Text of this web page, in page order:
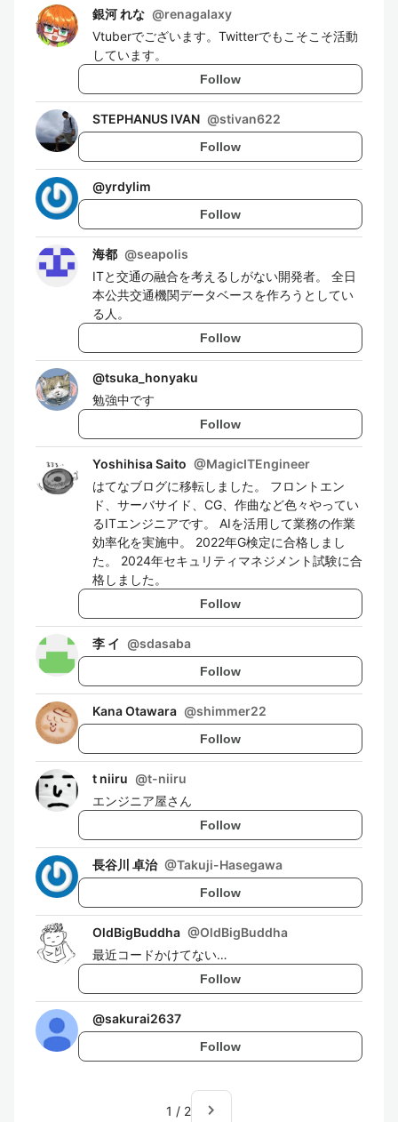
銀河 れな @renagalaxy
Vtuberでございます。Twitterでもこそこそ活動
しています。
Follow
STEPHANUS IVAN @stivan622
Follow
@yrdylim
Follow
海都 @seapolis
ITと交通の融合を考えるしがない開発者。 全日
本公共交通機関データベースを作ろうとしてい
る人。
Follow
@tsuka_honyaku
勉強中です
Follow
Yoshihisa Saito @MagicITEngineer
はてなブログに移転しました。 フロントエン
ド、サーバサイド、CG、作曲など色々やってい
るITエンジニアです。 AIを活用して業務の作業
効率化を実施中。 2022年G検定に合格しまし
た。 2024年セキュリティマネジメント試験に合
格しました。
Follow
李 イ @sdasaba
Follow
Kana Otawara @shimmer22
Follow
t niiru @t-niiru
エンジニア屋さん
Follow
長谷川 卓治 @Takuji-Hasegawa
Follow
OldBigBuddha @OldBigBuddha
最近コードかけてない…
Follow
@sakurai2637
Follow
1 / 2 navigate_next